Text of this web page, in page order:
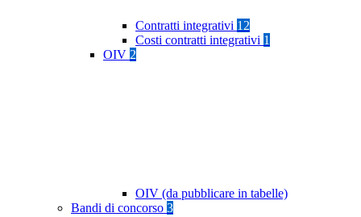
Contratti integrativi 12
Costi contratti integrativi 1
OIV 2
OIV (da pubblicare in tabelle)
Bandi di concorso 3